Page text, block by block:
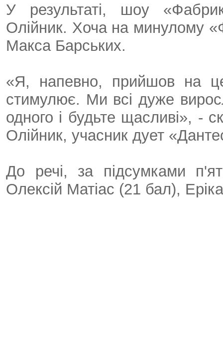
У результаті, шоу
Олійник. Хоча на минулому
Макса Барських.
«Я, напевно, прийшов на
стимулює. Ми всі дуже
одного і будьте щасливі», -
Олійник, учасник дует
До речі, за підсумками
Олексій Матіас (21 бал),